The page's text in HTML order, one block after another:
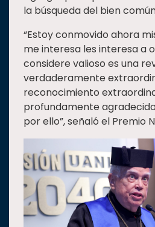
la búsqueda del bien
“Estoy conmovido ahora
me interesa les interesa a
considere valioso es una
verdaderamente
reconocimiento
profundamente
por ello”, señaló el Premio